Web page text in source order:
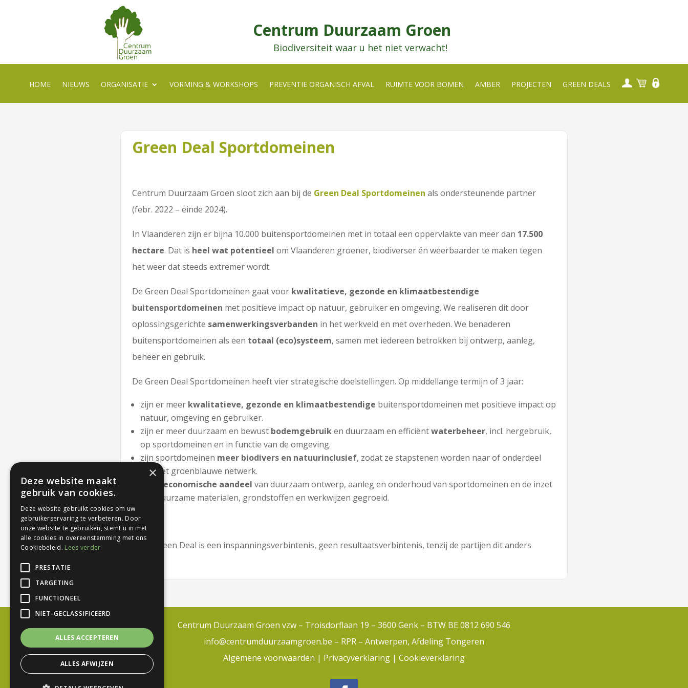
Centrum Duurzaam Groen
Biodiversiteit waar u het niet verwacht!
HOME NIEUWS ORGANISATIE VORMING & WORKSHOPS PREVENTIE ORGANISCH AFVAL RUIMTE VOOR BOMEN AMBER PROJECTEN GREEN DEALS
Green Deal Sportdomeinen
Centrum Duurzaam Groen sloot zich aan bij de Green Deal Sportdomeinen als ondersteunende partner
(febr. 2022 – einde 2024).
In Vlaanderen zijn er bijna 10.000 buitensportdomeinen met in totaal een oppervlakte van meer dan 17.500
hectare. Dat is heel wat potentieel om Vlaanderen groener, biodiverser én weerbaarder te maken tegen
het weer dat steeds extremer wordt.
De Green Deal Sportdomeinen gaat voor kwalitatieve, gezonde en klimaatbestendige
buitensportdomeinen met positieve impact op natuur, gebruiker en omgeving. We realiseren dit door
oplossingsgerichte samenwerkingsverbanden in het werkveld en met overheden. We benaderen
buitensportdomeinen als een totaal (eco)systeem, samen met iedereen betrokken bij ontwerp, aanleg,
beheer en gebruik.
De Green Deal Sportdomeinen heeft vier strategische doelstellingen. Op middellange termijn of 3 jaar:
zijn er meer kwalitatieve, gezonde en klimaatbestendige buitensportdomeinen met positieve impact op
natuur, omgeving en gebruiker.
zijn er meer duurzaam en bewust bodemgebruiken duurzaam en efficiëntwaterbeheer, incl. hergebruik,
op sportdomeinen en in functie van de omgeving.
zijn sportdomeinen meer biodivers en natuurinclusief, zodat ze stapstenen worden naar of onderdeel
van het groenblauwe netwerk.
economische aandeel van duurzaam ontwerp, aanleg en onderhoud van sportdomeinen en de inzet
van duurzame materialen, grondstoffen en werkwijzen gegroeid.
Deze Green Deal is een inspanningsverbintenis, geen resultaatsverbintenis, tenzij de partijen dit anders
Centrum Duurzaam Groen vzw – Troisdorflaan 19 – 3600 Genk – BTW BE 0812 690 546
info@centrumduurzaamgroen.be – RPR – Antwerpen, Afdeling Tongeren
Algemene voorwaarden | Privacyverklaring | Cookieverklaring
×
Deze website maakt
gebruik van cookies.
Deze website gebruikt cookies om uw
gebruikerservaring te verbeteren. Door
onze website te gebruiken, stemt u in met
alle cookies in overeenstemming met ons
Cookiebeleid. Lees verder
PRESTATIE
TARGETING
FUNCTIONEEL
NIET-GECLASSIFICEERD
ALLES ACCEPTEREN
ALLES AFWIJZEN